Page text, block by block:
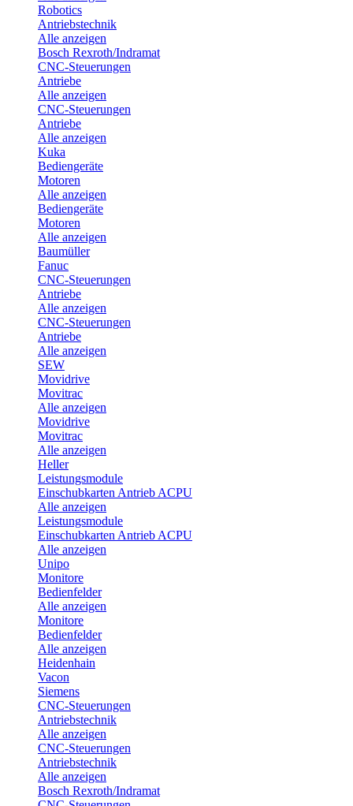
Robotics
Antriebstechnik
Alle anzeigen
Bosch Rexroth/Indramat
CNC-Steuerungen
Antriebe
Alle anzeigen
CNC-Steuerungen
Antriebe
Alle anzeigen
Kuka
Bediengeräte
Motoren
Alle anzeigen
Bediengeräte
Motoren
Alle anzeigen
Baumüller
Fanuc
CNC-Steuerungen
Antriebe
Alle anzeigen
CNC-Steuerungen
Antriebe
Alle anzeigen
SEW
Movidrive
Movitrac
Alle anzeigen
Movidrive
Movitrac
Alle anzeigen
Heller
Leistungsmodule
Einschubkarten Antrieb ACPU
Alle anzeigen
Leistungsmodule
Einschubkarten Antrieb ACPU
Alle anzeigen
Unipo
Monitore
Bedienfelder
Alle anzeigen
Monitore
Bedienfelder
Alle anzeigen
Heidenhain
Vacon
Siemens
CNC-Steuerungen
Antriebstechnik
Alle anzeigen
CNC-Steuerungen
Antriebstechnik
Alle anzeigen
Bosch Rexroth/Indramat